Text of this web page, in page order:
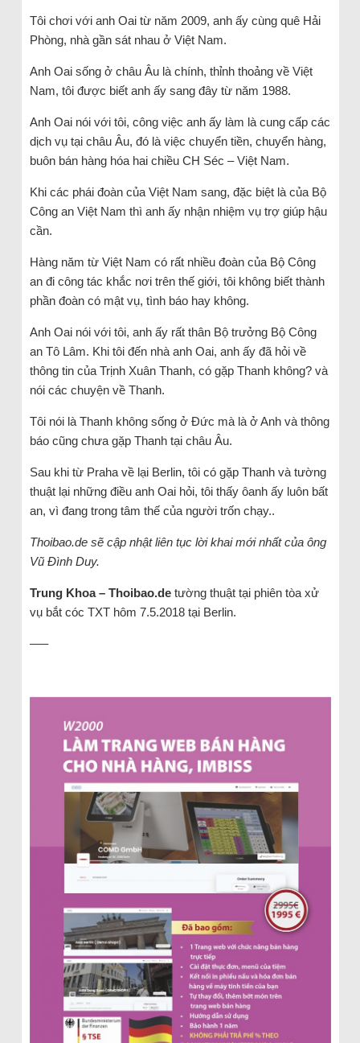
Tôi chơi với anh Oai từ năm 2009, anh ấy cùng quê Hải
Phòng, nhà gần sát nhau ở Việt Nam.
Anh Oai sống ở châu Âu là chính, thỉnh thoảng về Việt
Nam, tôi được biết anh ấy sang đây từ năm 1988.
Anh Oai nói với tôi, công việc anh ấy làm là cung cấp các
dịch vụ tại châu Âu, đó là việc chuyển tiền, chuyển hàng,
buôn bán hàng hóa hai chiều CH Séc – Việt Nam.
Khi các phái đoàn của Việt Nam sang, đặc biệt là của Bộ
Công an Việt Nam thì anh ấy nhận nhiệm vụ trợ giúp hậu
cần.
Hàng năm từ Việt Nam có rất nhiều đoàn của Bộ Công
an đi công tác khắc nơi trên thế giới, tôi không biết thành
phần đoàn có mật vụ, tình báo hay không.
Anh Oai nói với tôi, anh ấy rất thân Bộ trưởng Bộ Công
an Tô Lâm. Khi tôi đến nhà anh Oai, anh ấy đã hỏi về
thông tin của Trịnh Xuân Thanh, có gặp Thanh không? và
nói các chuyện về Thanh.
Tôi nói là Thanh không sống ở Đức mà là ở Anh và thông
báo cũng chưa gặp Thanh tại châu Âu.
Sau khi từ Praha về lại Berlin, tôi có gặp Thanh và tường
thuật lại những điều anh Oai hỏi, tôi thấy ôanh ấy luôn bất
an, vì đang trong tâm thế của người trốn chạy..
Thoibao.de sẽ cập nhật liên tục lời khai mới nhất của ông
Vũ Đình Duy.
Trung Khoa – Thoibao.detường thuật tại phiên tòa xử
vụ bắt cóc TXT hôm 7.5.2018 tại Berlin.
—–